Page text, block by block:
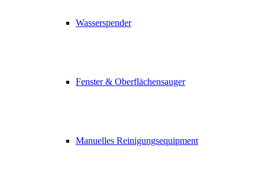
Wasserspender
Fenster & Oberflächensauger
Manuelles Reinigungsequipment